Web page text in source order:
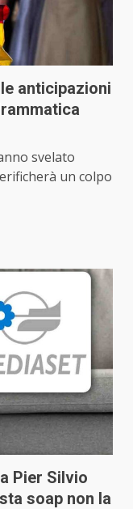
anticipazioni
svelato
un colpo
Pier Silvio
soap non la